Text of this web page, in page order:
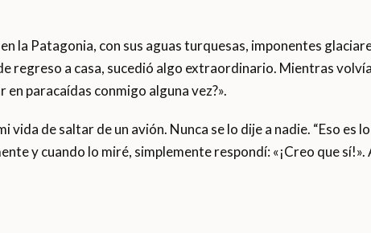
la Patagonia, con sus aguas turquesas, imponentes
regreso a casa, sucedió algo extraordinario. Mientras
paracaídas conmigo alguna vez?».
de saltar de un avión. Nunca se lo dije a nadie. “Eso es
y cuando lo miré, simplemente respondí: «¡Creo que sí!».